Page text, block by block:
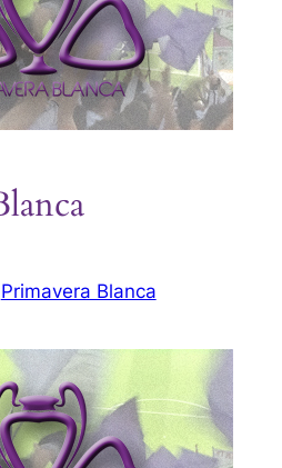
Primavera Blanca